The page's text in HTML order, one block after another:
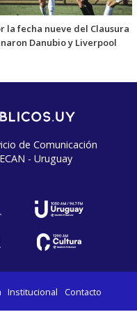
la fecha nueve del Clausura
Danubio y Liverpool
de Comunicación
- Uruguay
Institucional Contacto